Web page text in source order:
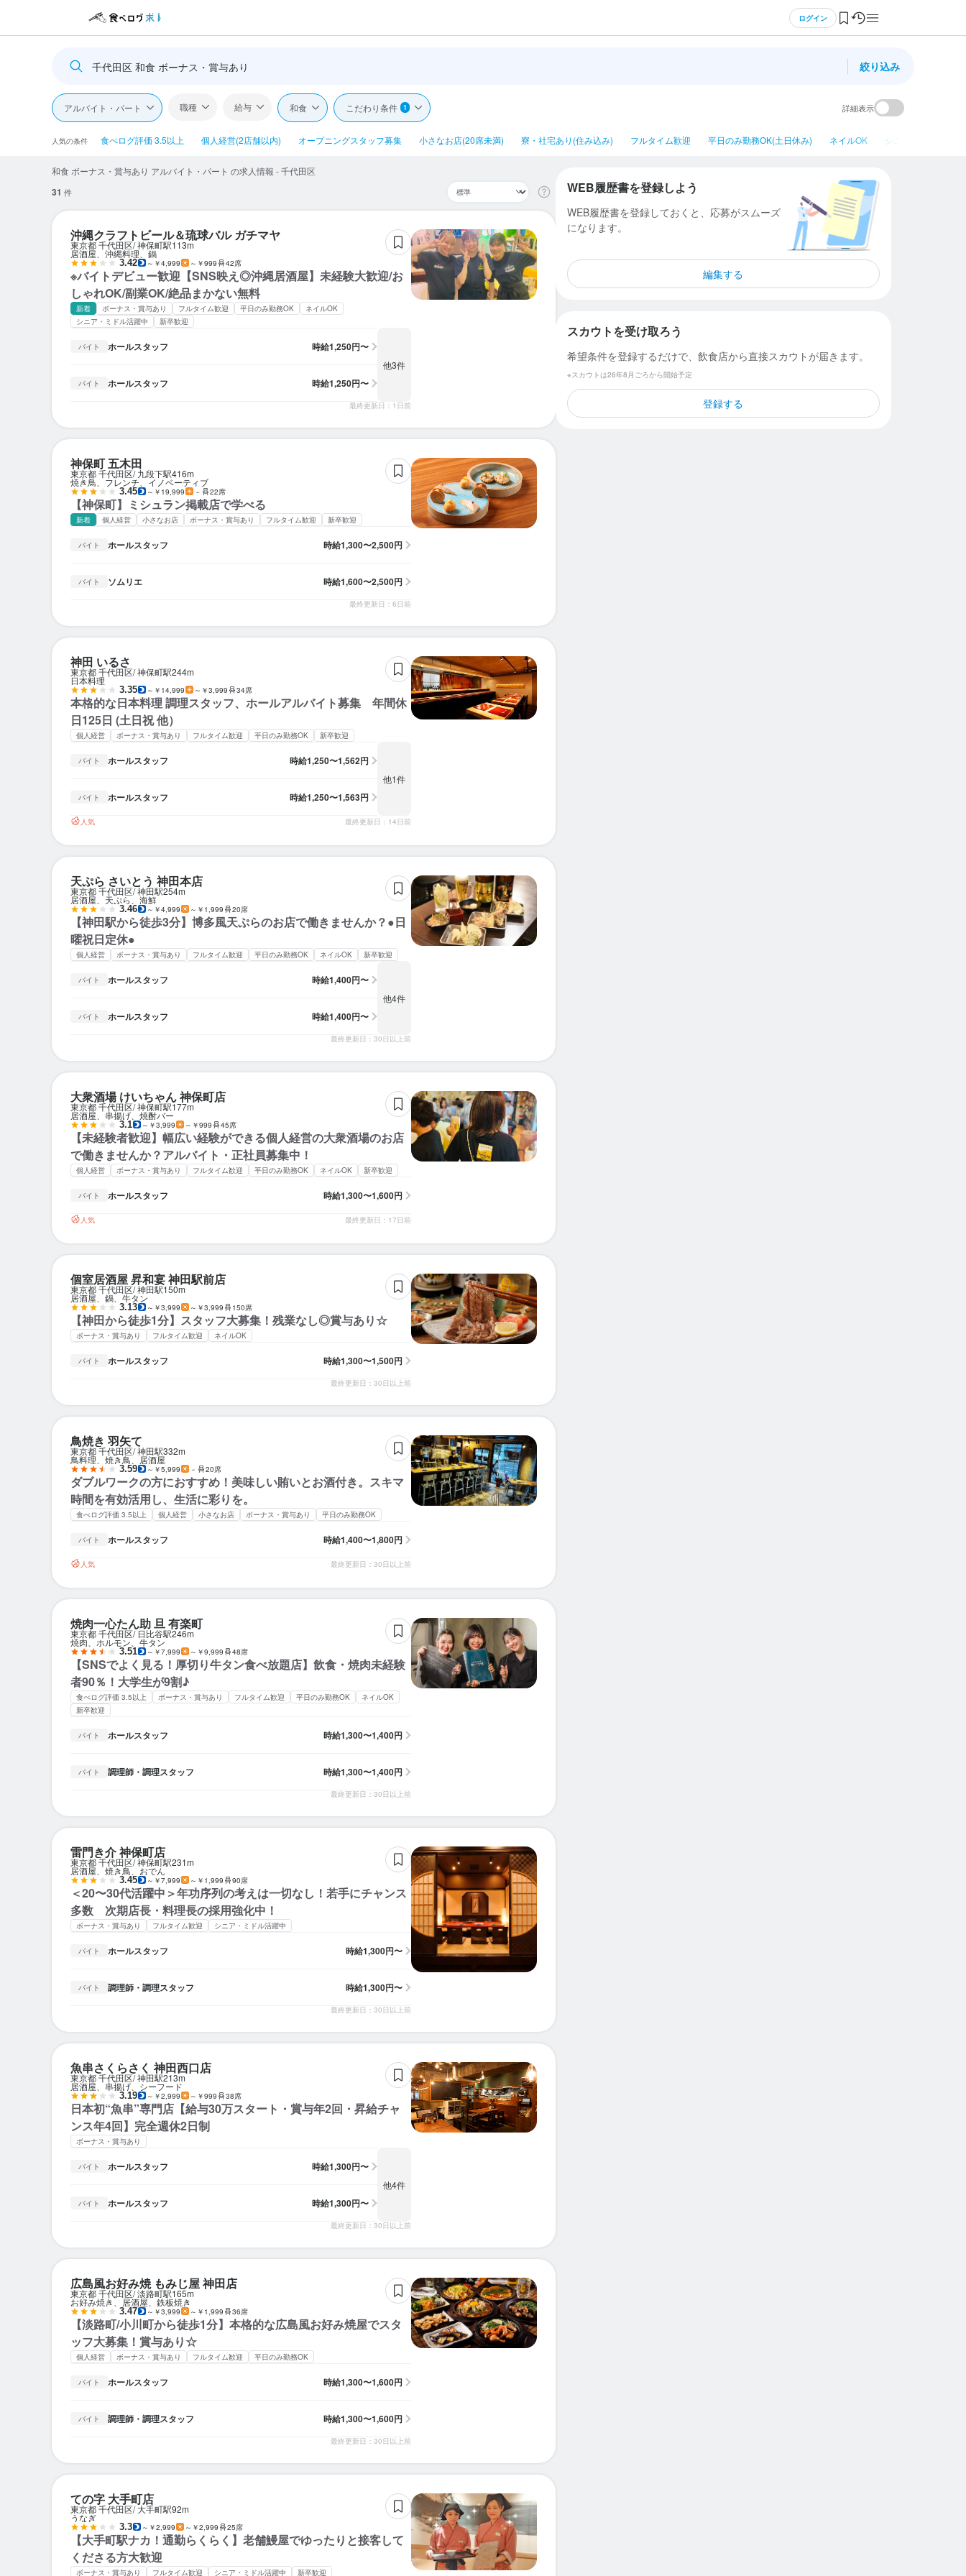
ログイン
千代田区 和食 ボーナス・賞与あり 絞り込み
アルバイト・パート 職種 給与 和食 こだわり条件 1 詳細表示
人気の条件 食べログ評価 3.5以上 個人経営(2店舗以内) オープニングスタッフ募集 小さなお店(20席未満) 寮・社宅あり(住み込み) フルタイム歓迎 平日のみ勤務OK(土日休み) ネイルOK シニア・ミドル活躍
和食 ボーナス・賞与あり アルバイト・パート の求人情報 - 千代田区
31 件
沖縄クラフトビール＆琉球バル ガチマヤ
東京都 千代田区 神保町駅113m
居酒屋、沖縄料理、鍋
3.42 ～￥4,999 ～￥999 42席
※バイトデビュー歓迎【SNS映え◎沖縄居酒屋】未経験大歓迎/お
しゃれOK/副業OK/絶品まかない無料
新着 ボーナス・賞与あり フルタイム歓迎 平日のみ勤務OK
ネイルOK
シニア・ミドル活躍中
新卒歓迎
バイト ホールスタッフ 時給1,250円〜
バイト ホールスタッフ 時給1,250円〜
他3件
最終更新日：1日前
神保町 五木田
東京都 千代田区 九段下駅416m
焼き鳥、フレンチ、イノベーティブ
3.45 ～￥19,999 － 22席
【神保町】ミシュラン掲載店で学べる
新着 個人経営 小さなお店 ボーナス・賞与あり フルタイム歓迎 新卒歓迎
バイト ホールスタッフ 時給1,300〜2,500円
バイト ソムリエ 時給1,600〜2,500円
最終更新日：6日前
神田 いるさ
東京都 千代田区 神保町駅244m
日本料理
3.35 ～￥14,999 ～￥3,999 34席
本格的な日本料理 調理スタッフ、ホールアルバイト募集 年間休
日125日 (土日祝 他）
個人経営 ボーナス・賞与あり フルタイム歓迎 平日のみ勤務OK 新卒歓迎
バイト ホールスタッフ 時給1,250〜1,562円
バイト ホールスタッフ 時給1,250〜1,563円
他1件
人気 最終更新日：14日前
天ぷら さいとう 神田本店
東京都 千代田区 神田駅254m
居酒屋、天ぷら、海鮮
3.46 ～￥4,999 ～￥1,999 20席
【神田駅から徒歩3分】博多風天ぷらのお店で働きませんか？●日
曜祝日定休●
個人経営 ボーナス・賞与あり フルタイム歓迎 平日のみ勤務OK ネイルOK 新卒歓迎
バイト ホールスタッフ 時給1,400円〜
バイト ホールスタッフ 時給1,400円〜
他4件
最終更新日：30日以上前
大衆酒場 けいちゃん 神保町店
東京都 千代田区 神保町駅177m
居酒屋、串揚げ、焼酎バー
3.1 ～￥3,999 ～￥999 45席
【未経験者歓迎】幅広い経験ができる個人経営の大衆酒場のお店
で働きませんか？アルバイト・正社員募集中！
個人経営 ボーナス・賞与あり フルタイム歓迎 平日のみ勤務OK ネイルOK 新卒歓迎
バイト ホールスタッフ 時給1,300〜1,600円
人気 最終更新日：17日前
個室居酒屋 昇和宴 神田駅前店
東京都 千代田区 神田駅150m
居酒屋、鍋、牛タン
3.13 ～￥3,999 ～￥3,999 150席
【神田から徒歩1分】スタッフ大募集！残業なし◎賞与あり☆
ボーナス・賞与あり フルタイム歓迎 ネイルOK
バイト ホールスタッフ 時給1,300〜1,500円
最終更新日：30日以上前
鳥焼き 羽矢て
東京都 千代田区 神田駅332m
鳥料理、焼き鳥、居酒屋
3.59 ～￥5,999 － 20席
ダブルワークの方におすすめ！美味しい賄いとお酒付き。スキマ
時間を有効活用し、生活に彩りを。
食べログ評価 3.5以上 個人経営 小さなお店 ボーナス・賞与あり 平日のみ勤務OK
バイト ホールスタッフ 時給1,400〜1,800円
人気 最終更新日：30日以上前
焼肉一心たん助 旦 有楽町
東京都 千代田区 日比谷駅246m
焼肉、ホルモン、牛タン
3.51 ～￥7,999 ～￥9,999 48席
【SNSでよく見る！厚切り牛タン食べ放題店】飲食・焼肉未経験
者90％！大学生が9割♪
食べログ評価 3.5以上 ボーナス・賞与あり フルタイム歓迎 平日のみ勤務OK
ネイルOK
新卒歓迎
バイト ホールスタッフ 時給1,300〜1,400円
バイト 調理師・調理スタッフ 時給1,300〜1,400円
最終更新日：30日以上前
雷門き介 神保町店
東京都 千代田区 神保町駅231m
居酒屋、焼き鳥、おでん
3.45 ～￥7,999 ～￥1,999 90席
＜20〜30代活躍中＞年功序列の考えは一切なし！若手にチャンス
多数 次期店長・料理長の採用強化中！
ボーナス・賞与あり フルタイム歓迎 シニア・ミドル活躍中
バイト ホールスタッフ 時給1,300円〜
バイト 調理師・調理スタッフ 時給1,300円〜
最終更新日：30日以上前
魚串さくらさく 神田西口店
東京都 千代田区 神田駅213m
居酒屋、串揚げ、シーフード
3.19 ～￥2,999 ～￥999 38席
日本初“魚串”専門店【給与30万スタート・賞与年2回・昇給チャ
ンス年4回】完全週休2日制
ボーナス・賞与あり
バイト ホールスタッフ 時給1,300円〜
バイト ホールスタッフ 時給1,300円〜
他4件
最終更新日：30日以上前
広島風お好み焼 もみじ屋 神田店
東京都 千代田区 淡路町駅165m
お好み焼き、居酒屋、鉄板焼き
3.47 ～￥3,999 ～￥1,999 36席
【淡路町/小川町から徒歩1分】本格的な広島風お好み焼屋でスタ
ッフ大募集！賞与あり☆
個人経営 ボーナス・賞与あり フルタイム歓迎 平日のみ勤務OK
バイト ホールスタッフ 時給1,300〜1,600円
バイト 調理師・調理スタッフ 時給1,300〜1,600円
最終更新日：30日以上前
ての字 大手町店
東京都 千代田区 大手町駅92m
うなぎ
3.3 ～￥2,999 ～￥2,999 25席
【大手町駅ナカ！通勤らくらく】老舗鰻屋でゆったりと接客して
くださる方大歓迎
ボーナス・賞与あり フルタイム歓迎 シニア・ミドル活躍中 新卒歓迎
WEB履歴書を登録しよう
WEB履歴書を登録しておくと、応募がスムーズ
になります。
編集する
スカウトを受け取ろう
希望条件を登録するだけで、飲食店から直接スカウトが届きます。
※スカウトは26年8月ごろから開始予定
登録する
求人を選択する
バイト ホールスタッフ
ホールスタッフ
求人を選択する
バイト ホールスタッフ
ソムリエ
求人を選択する
バイト ホールスタッフ
ホールスタッフ
求人を選択する
バイト ホールスタッフ
ホールスタッフ
求人を選択する
バイト ホールスタッフ
求人を選択する
バイト ホールスタッフ
求人を選択する
バイト ホールスタッフ
求人を選択する
バイト ホールスタッフ
調理師・調理スタッフ
求人を選択する
バイト ホールスタッフ
調理師・調理スタッフ
求人を選択する
バイト ホールスタッフ
ホールスタッフ
求人を選択する
バイト ホールスタッフ
調理師・調理スタッフ
求人を選択する
バイト ホールスタッフ
求人を選択する
バイト ホールスタッフ
求人を選択する
バイト 調理師・調理スタッフ
求人を選択する
バイト ホールスタッフ
調理師・調理スタッフ
求人を選択する
バイト ホールスタッフ
ホールスタッフ
求人を選択する
バイト ホールスタッフ
調理補助
求人を選択する
バイト ホールスタッフ
求人を選択する
バイト ホールスタッフ
求人を選択する
バイト ホールスタッフ